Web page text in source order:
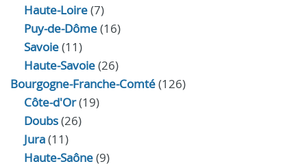
Haute-Loire(7)
Puy-de-Dôme(16)
Savoie(11)
Haute-Savoie(26)
Bourgogne-Franche-Comté(126)
Côte-d'Or(19)
Doubs(26)
Jura(11)
Haute‑Saône(9)